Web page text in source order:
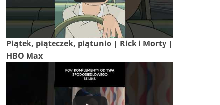
Piątek, piąteczek, piątunio | Rick i Morty |
HBO Max